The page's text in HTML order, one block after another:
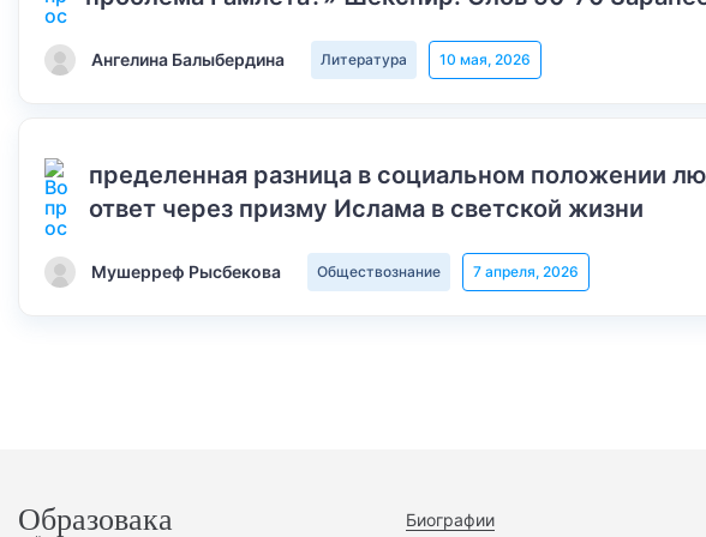
Ангелина Балыбердина Литература 10 мая, 2026
пределенная разница в социальном положении
ответ через призму Ислама в светской жизни
Мушерреф Рысбекова Обществознание 7 апреля, 2026
Образовака Биографии